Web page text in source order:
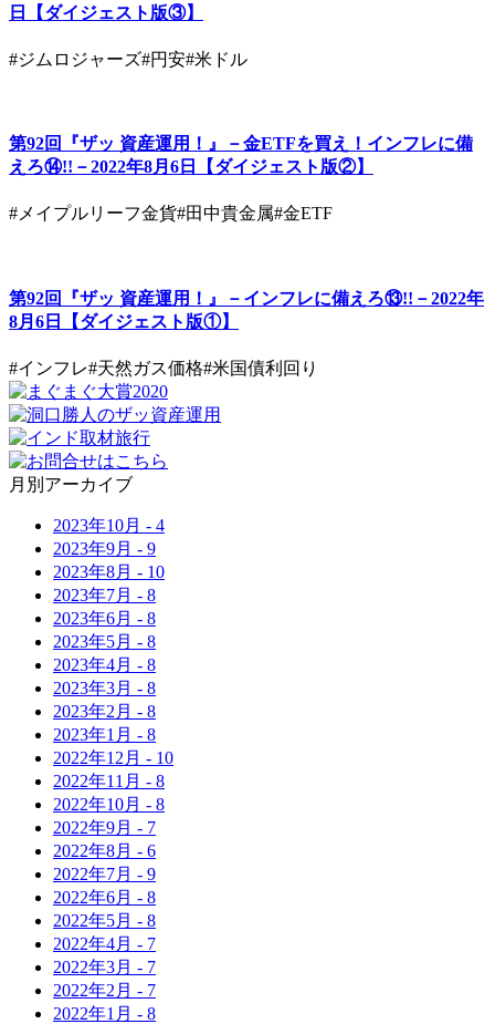
日【ダイジェスト版③】
#ジムロジャーズ#円安#米ドル
第92回『ザッ 資産運用！』－金ETFを買え！インフレに備
えろ⑭!!－2022年8月6日【ダイジェスト版②】
#メイプルリーフ金貨#田中貴金属#金ETF
第92回『ザッ 資産運用！』－インフレに備えろ⑬!!－2022年
8月6日【ダイジェスト版①】
#インフレ#天然ガス価格#米国債利回り
月別アーカイブ
2023年10月 - 4
2023年9月 - 9
2023年8月 - 10
2023年7月 - 8
2023年6月 - 8
2023年5月 - 8
2023年4月 - 8
2023年3月 - 8
2023年2月 - 8
2023年1月 - 8
2022年12月 - 10
2022年11月 - 8
2022年10月 - 8
2022年9月 - 7
2022年8月 - 6
2022年7月 - 9
2022年6月 - 8
2022年5月 - 8
2022年4月 - 7
2022年3月 - 7
2022年2月 - 7
2022年1月 - 8